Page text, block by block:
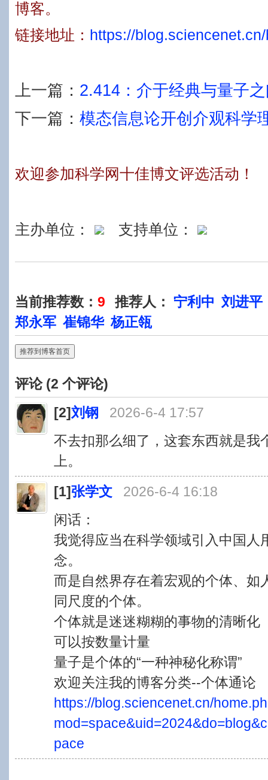
博客。
链接地址： https://
上一篇： 2.414：介于经典与量子
下一篇： 模态信息论开创介观科学
欢迎参加科学网十佳博文评选活动！
主办单位： 支持单位：
当前推荐数： 9 推荐人： 宁利中 刘进平
郑永军 崔锦华 杨正瓴
推荐到博客首页
评论 (2 个评论)
[2]刘钢
2026-6-4 17:57
不去扣那么细了，这套东西就是我
上。
[1]张学文
2026-6-4 16:18
闲话：
我觉得应当在科学领域引入中国人
念。
而是自然界存在着宏观的个体、如
同尺度的个体。
个体就是迷迷糊糊的事物的清晰化
可以按数量计量
量子是个体的“一种神秘化称谓”
欢迎关注我的博客分类--个体通论
https://blog.sciencenet.cn/
pace